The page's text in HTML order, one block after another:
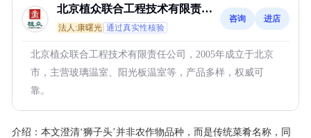
北京植众联合工程技术有限责任
公司
法人:康曙光 通过真实性核验
咨询 进店
北京植众联合工程技术有限责任公司，2005年成立于北京
市，主营玻璃温室、阳光板温室等，产品多样，权威可
靠。
介绍： 本文澄清‘狮子头’并非农作物品种，而是传统菜肴名称，同